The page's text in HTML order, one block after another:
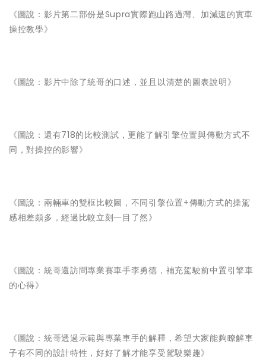
《圖說：影片第二部份是Supra實際跑山路過灣、加減速的實車
操控教學》
《圖說：影片中除了統哥的口述，並且以清楚的圖表說明》
《圖說：還有718的比較測試，更能了解引擎位置與傳動方式不
同，對操控的影響》
《圖說：兩輛車的雙框比較圖，不同引擎位置+傳動方式的操駕
感相差頗多，經過比較立刻一目了然》
《圖說：統哥還訪問專業賽車手李勇德，補充駕駛前中置引擎車
的心得》
《圖說：統哥透過示範與專業車手的解釋，希望大家能夠瞭解車
子有不同的設計特性，好好了解才能享受駕駛樂趣》